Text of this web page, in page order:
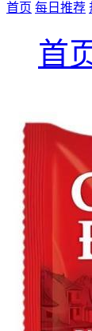
首页 每日推荐
首